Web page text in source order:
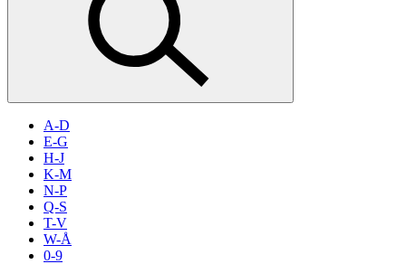
Aktiviteter
Inspirasjon
Søk
A-D
E-G
H-J
K-M
N-P
Q-S
T-V
W-Å
0-9